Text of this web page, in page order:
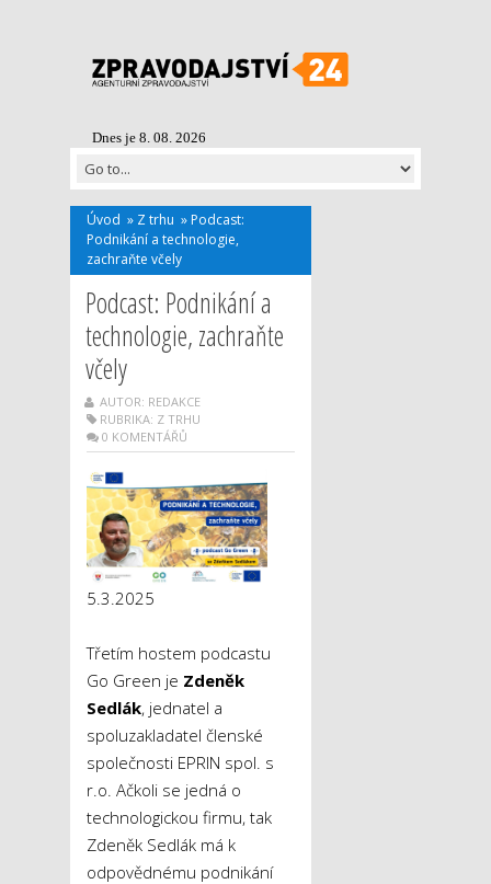
Dnes je 8. 08. 2026
Úvod » Z trhu » Podcast:
Podnikání a technologie,
zachraňte včely
Podcast: Podnikání a
technologie, zachraňte
včely
AUTOR: REDAKCE
RUBRIKA: Z TRHU
0 KOMENTÁŘŮ
5.3.2025
Třetím hostem podcastu
Go Green je Zdeněk
Sedlák, jednatel a
spoluzakladatel členské
společnosti EPRIN spol. s
r.o. Ačkoli se jedná o
technologickou firmu, tak
Zdeněk Sedlák má k
odpovědnému podnikání